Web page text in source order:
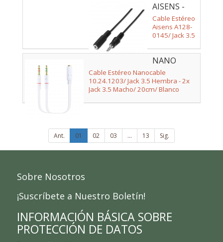
AISENS -
A128-0145
Cable Estéreo
Aisens A128-
0145/ Jack 3.5
3.5 Hembra/
Hasta 0.1W/
1.5m/ Negro
NANO
CABLE -
10.24.1203
Cable Estéreo Nanocable
10.24.1203/ Jack 3.5 Hembra - 2x
Jack 3.5 Macho/ 20cm/ Blanco
Ant. 01 02 03 ... 13 Sig.
Sobre Nosotros
¡Suscríbete a Nuestro Boletín!
INFORMACIÓN BÁSICA SOBRE
PROTECCIÓN DE DATOS